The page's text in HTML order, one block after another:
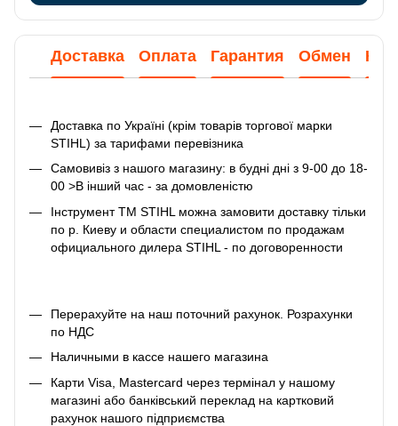
Доставка Оплата Гарантия Обмен
Доставка по Україні (крім товарів торгової марки
STIHL) за тарифами перевізника
Самовивіз з нашого магазину: в будні дні з 9-00 до 18-
00 >В інший час - за домовленістю
Інструмент ТМ STIHL можна замовити доставку тільки
по р. Киеву и области специалистом по продажам
официального дилера STIHL - по договоренности
Перерахуйте на наш поточний рахунок. Розрахунки
по НДС
Наличными в кассе нашего магазина
Карти Visa, Mastercard через термінал у нашому
магазині або банківський переклад на картковий
рахунок нашого підприємства